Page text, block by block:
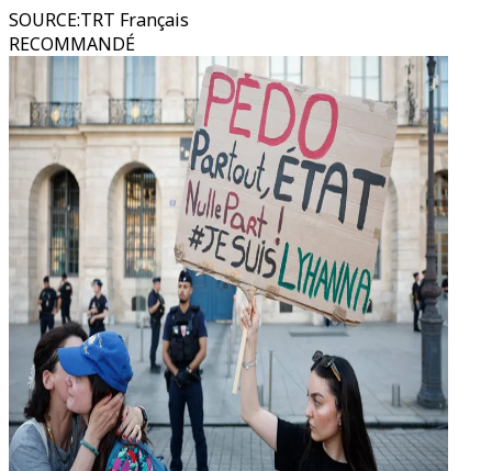
SOURCE:TRT Français
RECOMMANDÉ